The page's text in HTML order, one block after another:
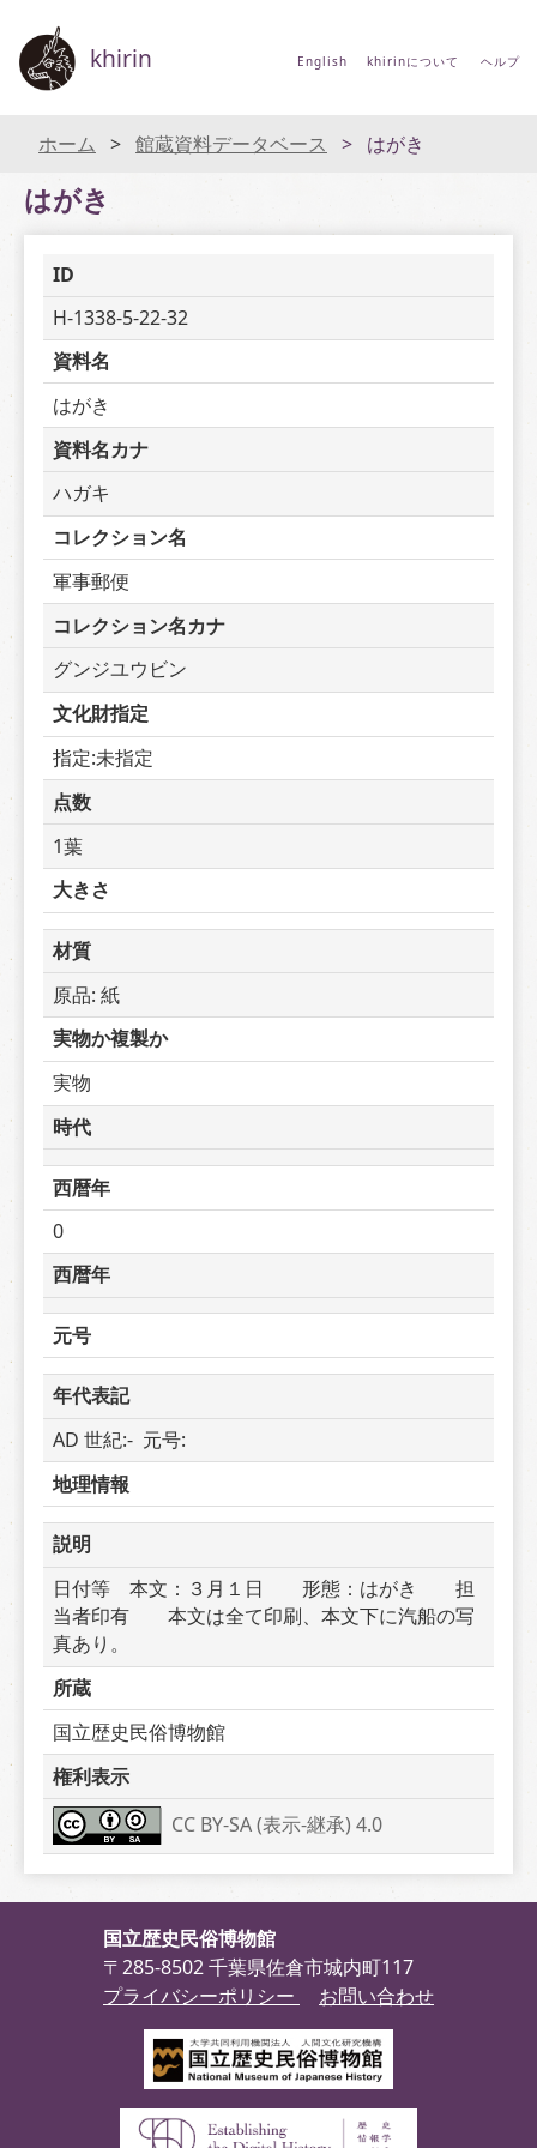
khirin English khirinについて ヘルプ
ホーム 館蔵資料データベース はがき
はがき
ID
H-1338-5-22-32
資料名
はがき
資料名カナ
ハガキ
コレクション名
軍事郵便
コレクション名カナ
グンジユウビン
文化財指定
指定:未指定
点数
1葉
大きさ
材質
原品: 紙
実物か複製か
実物
時代
西暦年
0
西暦年
元号
年代表記
AD 世紀:-  元号:
地理情報
説明
日付等　本文：３月１日　　形態：はがき　　担
当者印有　　本文は全て印刷、本文下に汽船の写
真あり。
所蔵
国立歴史民俗博物館
権利表示
CC BY-SA (表示-継承) 4.0
国立歴史民俗博物館
〒285-8502 千葉県佐倉市城内町117
プライバシーポリシー
お問い合わせ